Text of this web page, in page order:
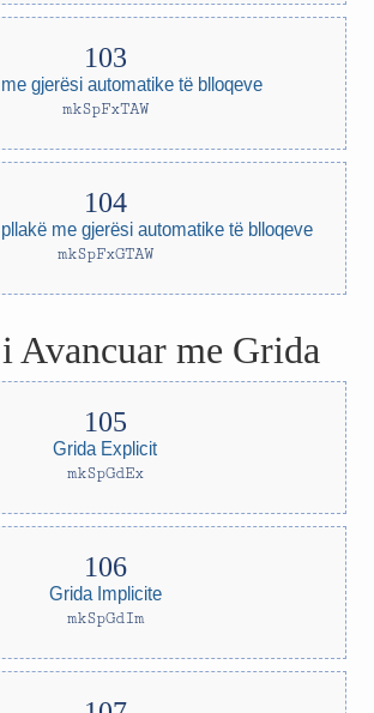
gjerësi automatike të blloqeve
mkSpFxTAW
me gjerësi automatike të blloqeve
mkSpFxGTAW
Avancuar me Grida
Grida Explicit
mkSpGdEx
Grida Implicite
mkSpGdIm